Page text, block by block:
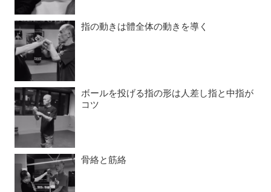
指の動きは體全体の動きを導く
ボールを投げる指の形は人差し指と中指が
コツ
骨絡と筋絡